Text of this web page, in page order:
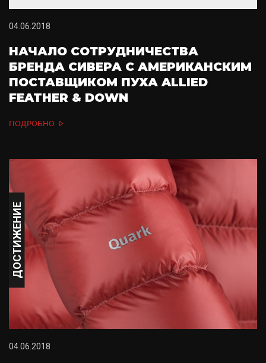
04.06.2018
НАЧАЛО СОТРУДНИЧЕСТВА
БРЕНДА СИВЕРА С АМЕРИКАНСКИМ
ПОСТАВЩИКОМ ПУХА ALLIED
FEATHER & DOWN
ПОДРОБНО
ДОСТИЖЕНИЕ
04.06.2018